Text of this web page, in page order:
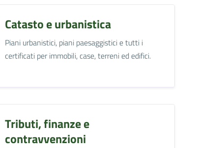
Catasto e urbanistica
Piani urbanistici, piani paesaggistici e tutti i
certificati per immobili, case, terreni ed edifici.
Tributi, finanze e
contravvenzioni